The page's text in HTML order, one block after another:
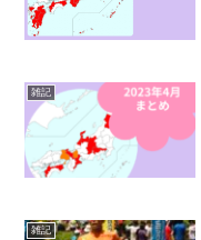
雑記
雑記